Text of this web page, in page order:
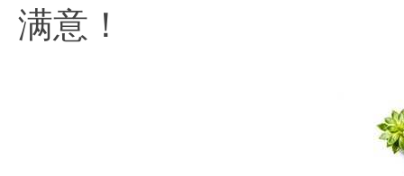
满意！